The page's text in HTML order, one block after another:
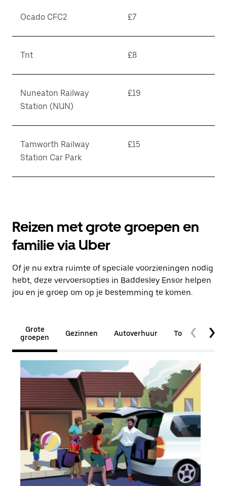
Ocado CFC2 £7
Tnt £8
Nuneaton Railway
Station (NUN)
£19
Tamworth Railway
Station Car Park
£15
Reizen met grote groepen en
familie via Uber
Of je nu extra ruimte of speciale voorzieningen nodig
hebt, deze vervoersopties in Baddesley Ensor helpen
jou en je groep om op je bestemming te komen.
Grote
groepen
Gezinnen Autoverhuur